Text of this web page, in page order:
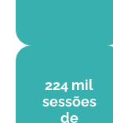
224 mil
sessões
de